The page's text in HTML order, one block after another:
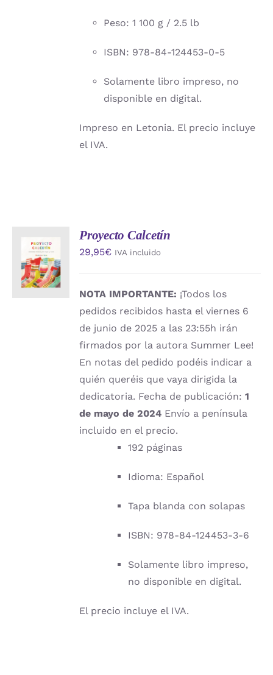
Peso: 1 100 g / 2.5 lb
ISBN: 978-84-124453-0-5
Solamente libro impreso, no
disponible en digital.
Impreso en Letonia. El precio incluye
el IVA.
AÑADIR
AL
CARRITO
/
DETALLES
Proyecto Calcetín
29,95€ IVA incluido
NOTA IMPORTANTE: ¡Todos los
pedidos recibidos hasta el viernes 6
de junio de 2025 a las 23:55h irán
firmados por la autora Summer Lee!
En notas del pedido podéis indicar a
quién queréis que vaya dirigida la
dedicatoria. Fecha de publicación:1
de mayo de 2024 Envío a península
incluido en el precio.
192 páginas
Idioma: Español
Tapa blanda con solapas
ISBN: 978-84-124453-3-6
Solamente libro impreso,
no disponible en digital.
El precio incluye el IVA.